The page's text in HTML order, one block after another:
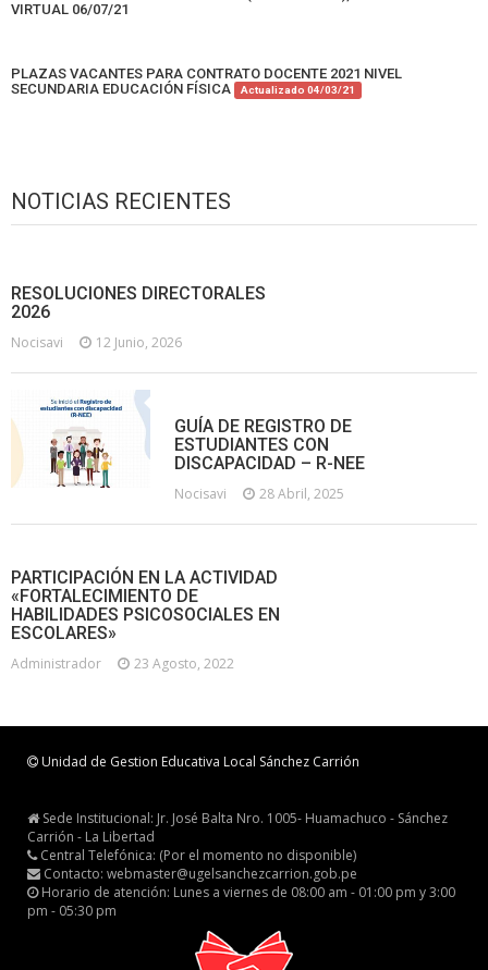
VIRTUAL 06/07/21
PLAZAS VACANTES PARA CONTRATO DOCENTE 2021 NIVEL
SECUNDARIA EDUCACIÓN FÍSICA
Actualizado 04/03/21
NOTICIAS RECIENTES
RESOLUCIONES DIRECTORALES
2026
Nocisavi 12 Junio, 2026
GUÍA DE REGISTRO DE
ESTUDIANTES CON
DISCAPACIDAD – R-NEE
Nocisavi 28 Abril, 2025
PARTICIPACIÓN EN LA ACTIVIDAD
«FORTALECIMIENTO DE
HABILIDADES PSICOSOCIALES EN
ESCOLARES»
Administrador 23 Agosto, 2022
Unidad de Gestion Educativa Local Sánchez Carrión
Sede Institucional: Jr. José Balta Nro. 1005- Huamachuco - Sánchez
Carrión - La Libertad
Central Telefónica: (Por el momento no disponible)
Contacto: webmaster@ugelsanchezcarrion.gob.pe
Horario de atención: Lunes a viernes de 08:00 am - 01:00 pm y 3:00
pm - 05:30 pm